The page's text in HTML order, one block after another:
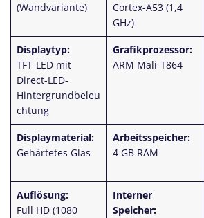
(Wandvariante)
Cortex-A53 (1,4
GHz)
Displaytyp:
TFT-LED mit
Direct-LED-
Hintergrundbeleu
chtung
Grafikprozessor:
ARM Mali-T864
Displaymaterial:
Gehärtetes Glas
Arbeitsspeicher:
4 GB RAM
Auflösung:
Full HD (1080
Interner
Speicher: